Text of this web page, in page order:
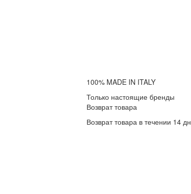
100% MADE IN ITALY
Только настоящие бренды
Возврат товара
Возврат товара в течении 14